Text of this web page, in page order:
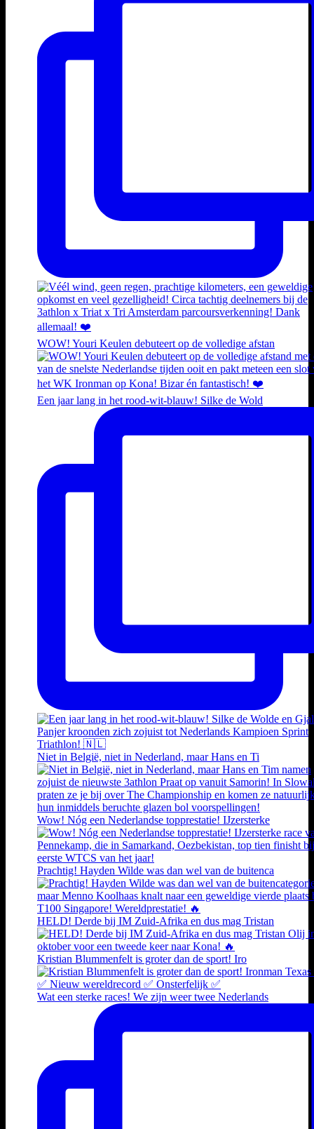
WOW! Youri Keulen debuteert op de volledige afstan
Een jaar lang in het rood-wit-blauw! Silke de Wold
Niet in België, niet in Nederland, maar Hans en Ti
Wow! Nóg een Nederlandse topprestatie! IJzersterke
Prachtig! Hayden Wilde was dan wel van de buitenca
HELD! Derde bij IM Zuid-Afrika en dus mag Tristan
Kristian Blummenfelt is groter dan de sport! Iro
Wat een sterke races! We zijn weer twee Nederlands